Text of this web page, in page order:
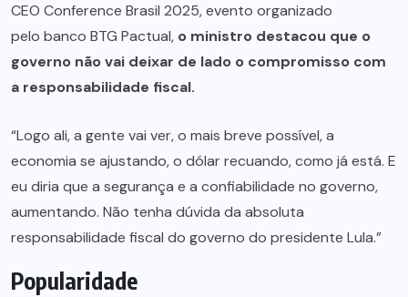
CEO Conference Brasil 2025, evento organizado
pelo banco BTG Pactual, o ministro destacou que o
governo não vai deixar de lado o compromisso com
a responsabilidade fiscal.
“Logo ali, a gente vai ver, o mais breve possível, a
economia se ajustando, o dólar recuando, como já está. E
eu diria que a segurança e a confiabilidade no governo,
aumentando. Não tenha dúvida da absoluta
responsabilidade fiscal do governo do presidente Lula.”
Popularidade